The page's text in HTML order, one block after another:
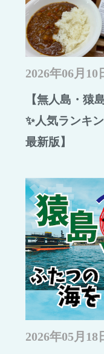
2026年06月10
【無人島・猿
✨人気ランキ
最新版】
2026年05月18